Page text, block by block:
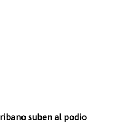
suben al podio